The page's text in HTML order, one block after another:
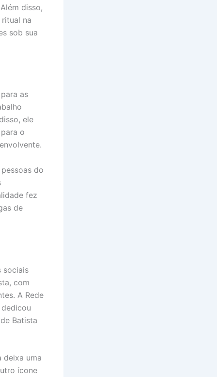
disso,
na
sob sua
as
ele
o
do
fez
de
sociais
com
A Rede
Batista
deixa uma
ícone